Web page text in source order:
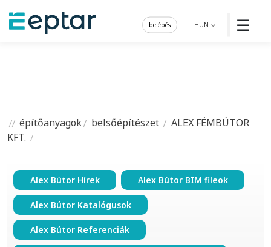
☰
HUN
belépés
építőanyagok belsőépítészet
ALEX FÉMBÚTOR
KFT.
Alex Bútor Hírek Alex Bútor BIM fileok
Alex Bútor Katalógusok
Alex Bútor Referenciák